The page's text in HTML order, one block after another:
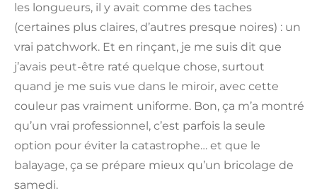
les longueurs, il y avait comme des taches
(certaines plus claires, d’autres presque noires) : un
vrai patchwork. Et en rinçant, je me suis dit que
j’avais peut-être raté quelque chose, surtout
quand je me suis vue dans le miroir, avec cette
couleur pas vraiment uniforme. Bon, ça m’a montré
qu’un vrai professionnel, c’est parfois la seule
option pour éviter la catastrophe… et que le
balayage, ça se prépare mieux qu’un bricolage de
samedi.